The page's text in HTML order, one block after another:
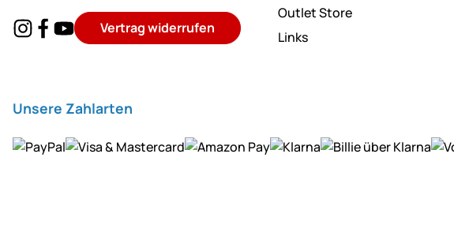
Vertrag widerrufen
Outlet Store
Links
Unsere Zahlarten